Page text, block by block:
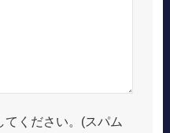
てください。(スパム